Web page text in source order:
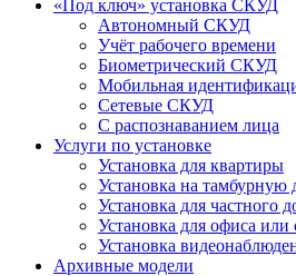
«Под ключ» установка СКУД
Автономный СКУД
Учёт рабочего времени
Биометрический СКУД
Мобильная
Сетевые СКУД
С распознаванием лица
Услуги по установке
Установка для квартиры
Установка на тамбурную
Установка для частного
Установка для офиса или
Установка
Архивные модели